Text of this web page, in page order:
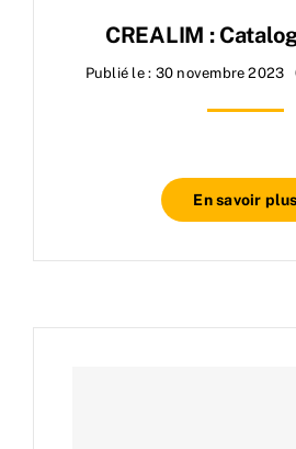
CREALIM :
Publié le : 30 novembre 2023
En savoir plus